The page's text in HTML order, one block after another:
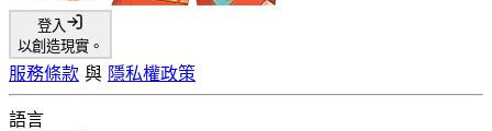
登入
以創造現實。
服務條款 與 隱私權政策
語言